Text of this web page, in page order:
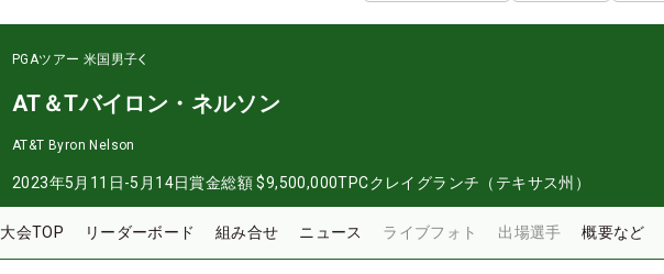
PGAツアー 米国男子
AT＆Tバイロン・ネルソン
AT&T Byron Nelson
2023年5月11日-5月14日賞金総額 $9,500,000TPCクレイグランチ（テキサス州）
大会TOP リーダーボード 組み合せ ニュース ライブフォト 出場選手 概要など